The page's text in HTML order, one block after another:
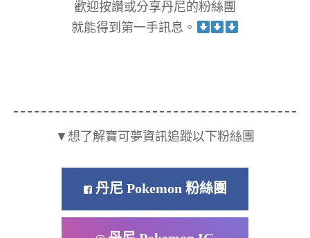
歡迎按讚或分享丹尼的粉絲團
就能得到第一手訊息。
▼想了解寶可夢資訊追蹤以下粉絲團
丹尼 Pokemon 粉絲團